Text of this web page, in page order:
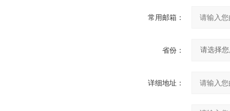
常用邮箱：
省份：
详细地址：